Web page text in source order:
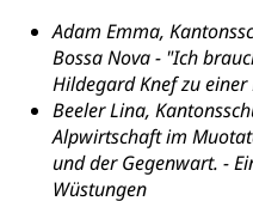
Adam Emma,
Bossa Nova - "Ich
Hildegard Knef zu
Beeler Lina,
Alpwirtschaft im
und der Gegenwart. -
Wüstungen
Religion
Sport
Freizeitaktivitäten,
Breitensport, Jugend
Offene
Tiere
Haustiere, Heimtiere,
Tiermedizin, Tierarzt,